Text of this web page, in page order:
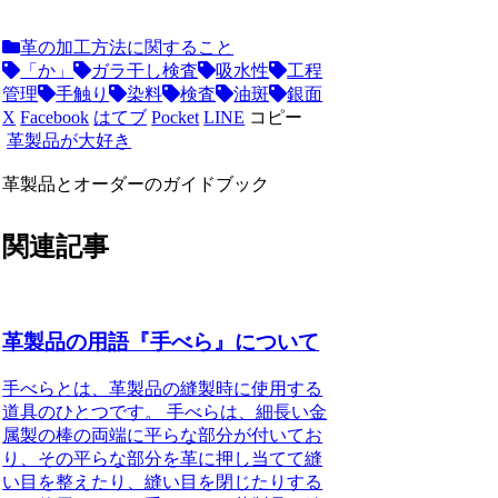
革の加工方法に関すること
「か」
ガラ干し検査 吸水性
工程
管理
手触り 染料 検査 油斑
銀面
X Facebook はてブ Pocket LINE コピー
革製品が大好き
革製品とオーダーのガイドブック
関連記事
革製品の用語『手べら』について
手べらとは、革製品の縫製時に使用する
道具のひとつです。 手べらは、細長い金
属製の棒の両端に平らな部分が付いてお
り、その平らな部分を革に押し当てて縫
い目を整えたり、縫い目を閉じたりする